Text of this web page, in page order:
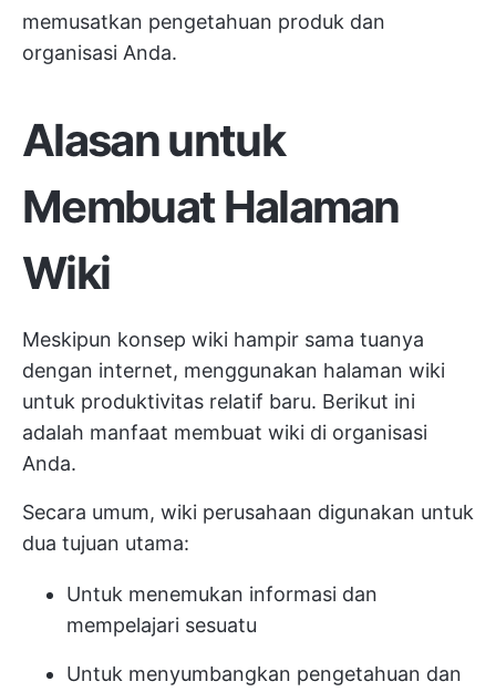
memusatkan pengetahuan produk dan
organisasi Anda.
Alasan untuk
Membuat Halaman
Wiki
Meskipun konsep wiki hampir sama tuanya
dengan internet, menggunakan halaman wiki
untuk produktivitas relatif baru. Berikut ini
adalah manfaat membuat wiki di organisasi
Anda.
Secara umum, wiki perusahaan digunakan untuk
dua tujuan utama:
Untuk menemukan informasi dan
mempelajari sesuatu
Untuk menyumbangkan pengetahuan dan